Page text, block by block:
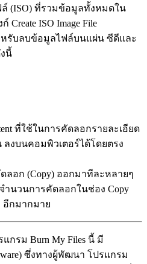
ล์ (ISO) ที่รวมข้อมูลทั้งหมดใน
ISO Image File
หรับลบข้อมูลไฟล์บนแผ่น ซีดีและ
นี้
ที่ใช้ในการคัดลอกรายละเอียด
งบนคอมพิวเตอร์ได้โดยตรง
ลอก (Copy) ออกมาทีละหลายๆ
ำนวนการคัดลอกในช่อง Copy
อีกมากมาย
กรม Burn My Files นี้ มี
ซึ่งทางผู้พัฒนา โปรแกรม